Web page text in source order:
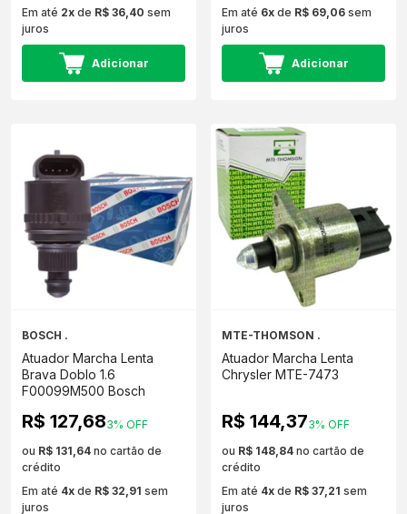
Em até 2x de R$ 36,40 sem
juros
Adicionar
Em até 6x de R$ 69,06 sem
juros
Adicionar
BOSCH .
Atuador Marcha Lenta
Brava Doblo 1.6
F00099M500 Bosch
R$ 127,683% OFF
ou R$ 131,64 no cartão de
crédito
Em até 4x de R$ 32,91 sem
juros
MTE-THOMSON .
Atuador Marcha Lenta
Chrysler MTE-7473
R$ 144,373% OFF
ou R$ 148,84 no cartão de
crédito
Em até 4x de R$ 37,21 sem
juros